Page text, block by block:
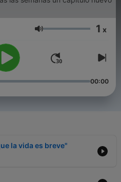
Volumen 1 x
00:00
la vida es breve"